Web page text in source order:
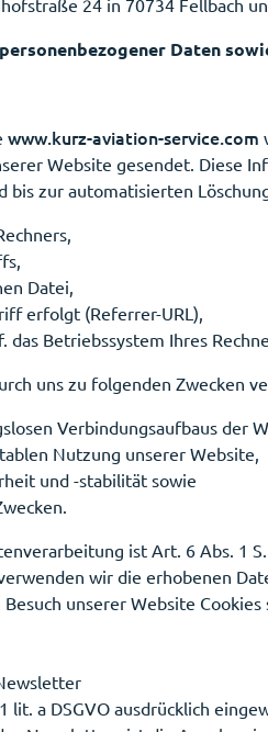
24 in 70734 Fellbach
Daten
www.kurz-aviation-service.com
Website gesendet. Diese
bis zur automatisierten
Datei,
erfolgt (Referrer-URL),
Betriebssystem Ihres
uns zu folgenden Zwecken
Verbindungsaufbaus der
Nutzung unserer Website,
und -stabilität sowie
ist Art. 6 Abs. 1
wir die erhobenen
unserer Website
lit. a DSGVO ausdrücklich